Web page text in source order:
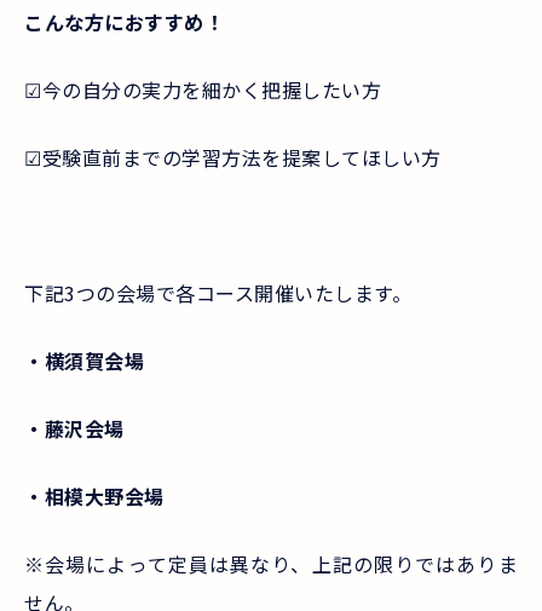
こんな方におすすめ！
☑今の自分の実力を細かく把握したい方
☑受験直前までの学習方法を提案してほしい方
下記3つの会場で各コース開催いたします。
・横須賀会場
・藤沢会場
・相模大野会場
※会場によって定員は異なり、上記の限りではありま
せん。